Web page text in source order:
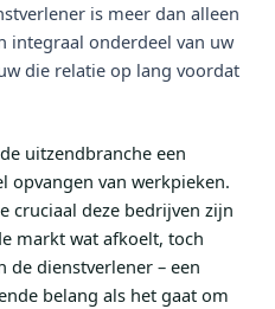
is meer dan alleen
integraal onderdeel van uw
die relatie op lang voordat
uitzendbranche een
van werkpieken.
cruciaal deze bedrijven zijn
markt wat afkoelt, toch
de dienstverlener – een
belang als het gaat om